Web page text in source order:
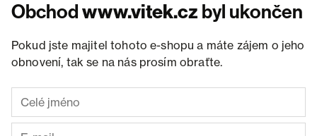
Obchodwww.vitek.cz byl ukončen
Pokud jste majitel tohoto e-shopu a máte zájem o jeho
obnovení, tak se na nás prosím obraťte.